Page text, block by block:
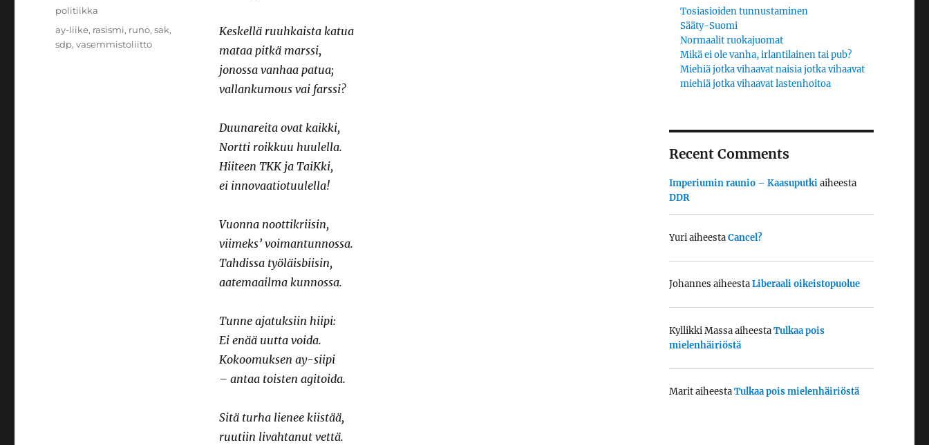
Keskellä ruuhkaista katua
mataa pitkä marssi,
jonossa vanhaa patua;
vallankumous vai farssi?
Duunareita ovat kaikki,
Nortti roikkuu huulella.
Hiiteen TKK ja TaiKki,
ei innovaatiotuulella!
Vuonna noottikriisin,
viimeks’ voimantunnossa.
Tahdissa työläisbiisin,
aatemaailma kunnossa.
Tunne ajatuksiin hiipi:
Ei enää uutta voida.
Kokoomuksen ay-siipi
– antaa toisten agitoida.
Sitä turha lienee kiistää,
ruutiin livahtanut vettä.
Kategoriat
politiikka
Avainsanat
ay-liike, rasismi, runo,sak,
sdp,vasemmistoliitto
Tosiasioiden tunnustaminen
Sääty-Suomi
Normaalit ruokajuomat
Mikä ei ole vanha, irlantilainen tai pub?
Miehiä jotka vihaavat naisia jotka vihaavat
miehiä jotka vihaavat lastenhoitoa
Recent Comments
Imperiumin raunio – Kaasuputkiaiheesta
DDR
YuriaiheestaCancel?
Johannes aiheestaLiberaali oikeistopuolue
Kyllikki MassaaiheestaTulkaa pois
mielenhäiriöstä
MaritaiheestaTulkaa pois mielenhäiriöstä